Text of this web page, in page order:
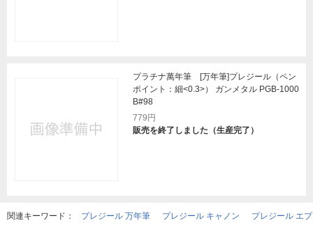
プラチナ萬年筆 [万年筆]プレジール（ペン
ポイント：細<0.3>） ガンメタル PGB-1000
B#98
779円
販売を終了しました（生産完了）
関連キーワード： プレジール 万年筆 プレジール キャノン プレジール エ